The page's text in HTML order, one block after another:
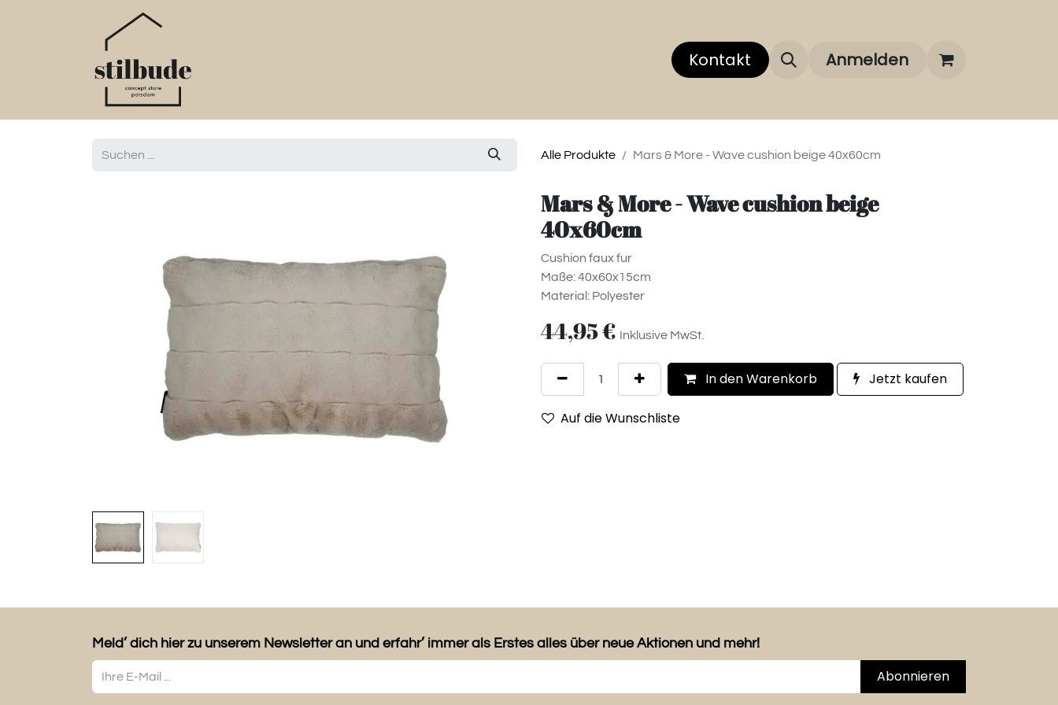
Über uns Über unsere Marken FAQ
Kontakt Anmelden
Alle Produkte Mars & More - Wave cushion beige 40x60cm
Mars & More - Wave cushion beige
40x60cm
Cushion faux fur
Maße: 40x60x15cm
Material: Polyester
44,95€ Inklusive MwSt.
In den Warenkorb Jetzt kaufen
Auf die Wunschliste
Meld’ dich hier zu unserem Newsletter an und erfahr’ immer als Erstes alles über neue Aktionen und mehr!
Abonnieren